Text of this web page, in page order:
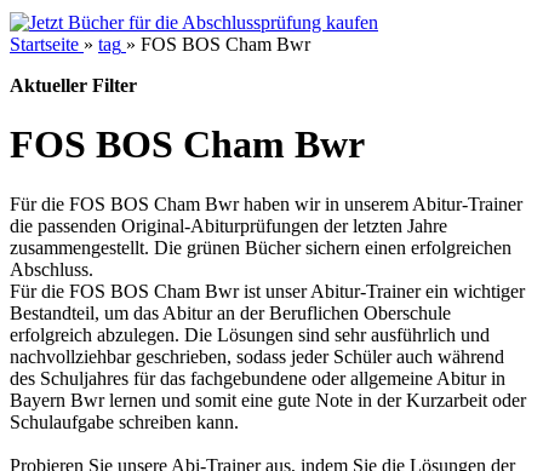
Startseite » tag » FOS BOS Cham Bwr
Aktueller Filter
FOS BOS Cham Bwr
Für die FOS BOS Cham Bwr haben wir in unserem Abitur-Trainer
die passenden Original-Abiturprüfungen der letzten Jahre
zusammengestellt. Die grünen Bücher sichern einen erfolgreichen
Abschluss.
Für die FOS BOS Cham Bwr ist unser Abitur-Trainer ein wichtiger
Bestandteil, um das Abitur an der Beruflichen Oberschule
erfolgreich abzulegen. Die Lösungen sind sehr ausführlich und
nachvollziehbar geschrieben, sodass jeder Schüler auch während
des Schuljahres für das fachgebundene oder allgemeine Abitur in
Bayern Bwr lernen und somit eine gute Note in der Kurzarbeit oder
Schulaufgabe schreiben kann.
Probieren Sie unsere Abi-Trainer aus, indem Sie die Lösungen der